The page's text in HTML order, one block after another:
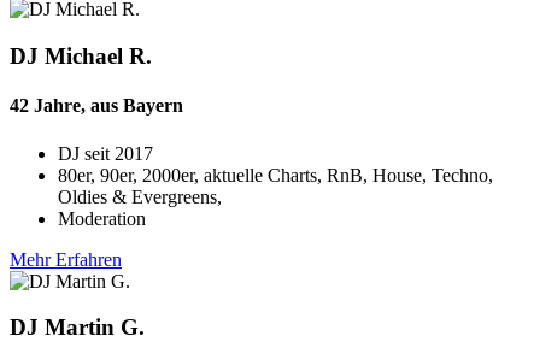
DJ Michael R.
42 Jahre, aus Bayern
DJ seit 2017
80er, 90er, 2000er, aktuelle Charts, RnB, House, Techno,
Oldies & Evergreens,
Moderation
Mehr Erfahren
DJ Martin G.